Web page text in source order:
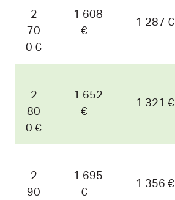
2
70
0 €
1 608
€
1 287 €
2
80
0 €
1 652
€
1 321 €
2
90
1 695
€
1 356 €